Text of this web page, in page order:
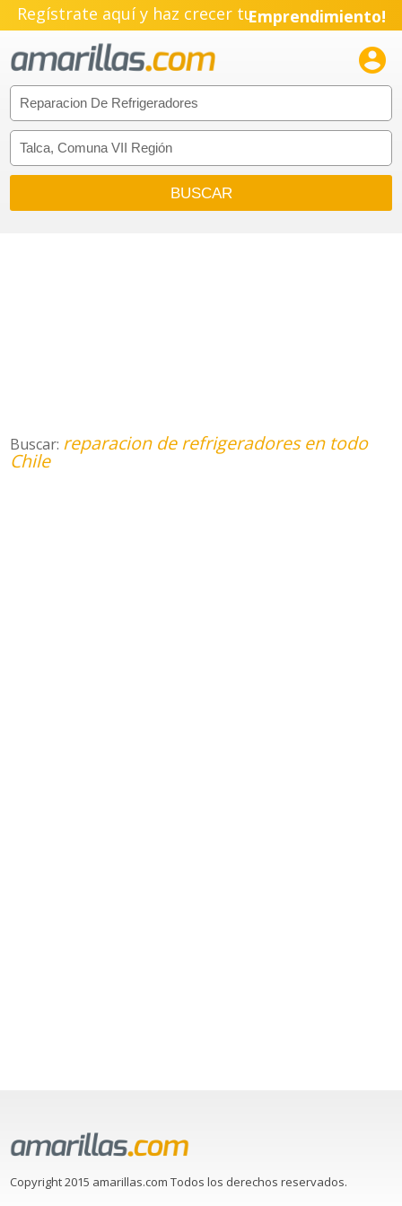
Regístrate aquí y haz crecer tuEmprendimiento!

Buscar: reparacion de refrigeradores en todo
Chile
Copyright 2015 amarillas.com Todos los derechos reservados.